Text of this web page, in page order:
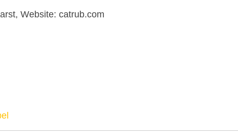
Website: catrub.com